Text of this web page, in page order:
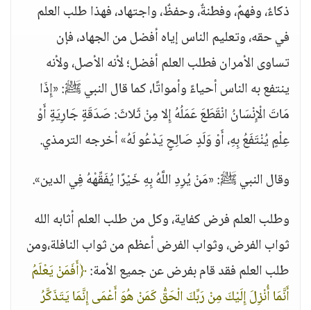
ذكاءٌ، وفهمٌ، وفطنةٌ، وحفظٌ، واجتهاد، فهذا طلب العلم
في حقه، وتعليم الناس إياه أفضل من الجهاد، فإن
تساوى الأمران فطلب العلم أفضل؛ لأنه الأصل، ولأنه
ينتفع به الناس أحياءً وأمواتًا، كما قال النبي ﷺ: «إِذَا
مَاتَ الْإِنْسَانُ انْقَطَعَ عَمَلُهُ إِلا مِنْ ثَلاثَ: صَدَقَةٍ جَارِيَةٍ أَوْ
عِلْمٍ يُنْتَفَعُ بِهِ، أَوْ وَلَدٍ صَالِحٍ يَدْعُو لَهُ» أخرجه الترمذي.
وقال النبي ﷺ: «مَنْ يُرِدِ اللَّهُ بِهِ خَيْرًا يُفَقِّهْهُ فِي الدين».
وطلب العلم فرض كفاية، وكل من طلب العلم أثابه الله
ثواب الفرض، وثواب الفرض أعظم من ثواب النافلة،ومن
طلب العلم فقد قام بفرض عن جميع الأمة:﴿أَفَمَنْ يَعْلَمُ
أَنَّمَا أُنْزِلَ إِلَيْكَ مِنْ رَبِّكَ الْحَقُّ كَمَنْ هُوَ أَعْمَى إِنَّمَا يَتَذَكَّرُ